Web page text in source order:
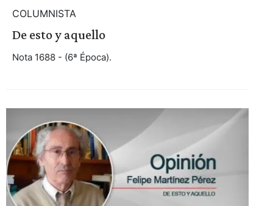
COLUMNISTA
De esto y aquello
Nota 1688 - (6ª Época).